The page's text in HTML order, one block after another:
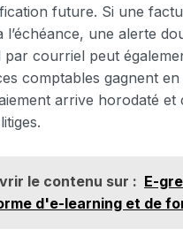
future. Si une
l’échéance, une alerte
par courriel peut
comptables gagnent
arrive horodaté et
le contenu sur : E-
d'e-learning et de